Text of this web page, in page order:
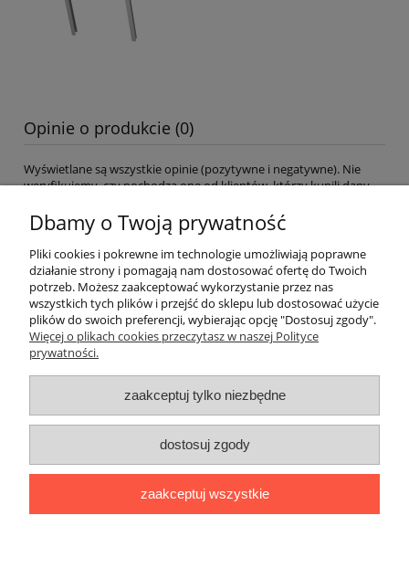
Opinie o produkcie (0)
Wyświetlane są wszystkie opinie (pozytywne i negatywne). Nie
weryfikujemy, czy pochodzą one od klientów, którzy kupili dany
Pomoc
Okna dachowe
Płatności i dostawa
Informacje
O nas
Dbamy o Twoją prywatność
Pliki cookies i pokrewne im technologie umożliwiają poprawne
działanie strony i pomagają nam dostosować ofertę do Twoich
potrzeb. Możesz zaakceptować wykorzystanie przez nas
wszystkich tych plików i przejść do sklepu lub dostosować użycie
plików do swoich preferencji, wybierając opcję "Dostosuj zgody".
Więcej o plikach cookies przeczytasz w naszej Polityce
prywatności.
zaakceptuj tylko niezbędne
dostosuj zgody
zaakceptuj wszystkie